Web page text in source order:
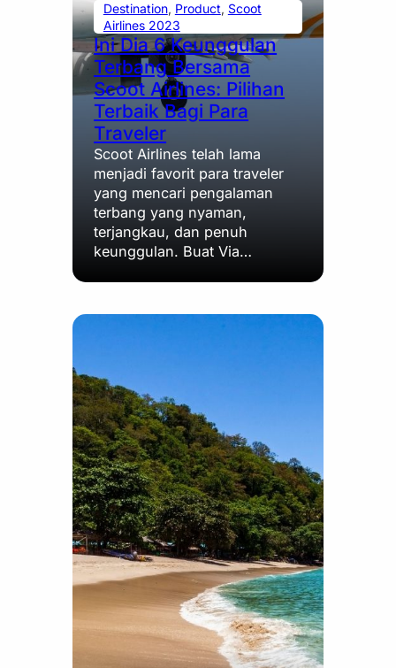
Destination, Product, Scoot
Airlines 2023
Ini Dia 6 Keunggulan
Terbang Bersama
Scoot Airlines: Pilihan
Terbaik Bagi Para
Traveler
Scoot Airlines telah lama
menjadi favorit para traveler
yang mencari pengalaman
terbang yang nyaman,
terjangkau, dan penuh
keunggulan. Buat Via…